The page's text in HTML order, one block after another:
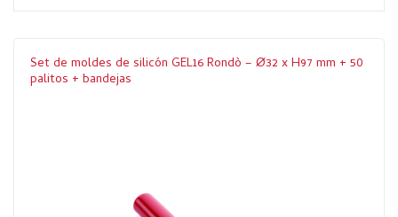
Set de moldes de silicón GEL16 Rondò – Ø32 x H97 mm + 50
palitos + bandejas